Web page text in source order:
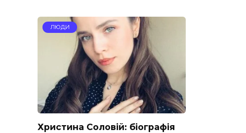
ЛЮДИ
Христина Соловій: біографія